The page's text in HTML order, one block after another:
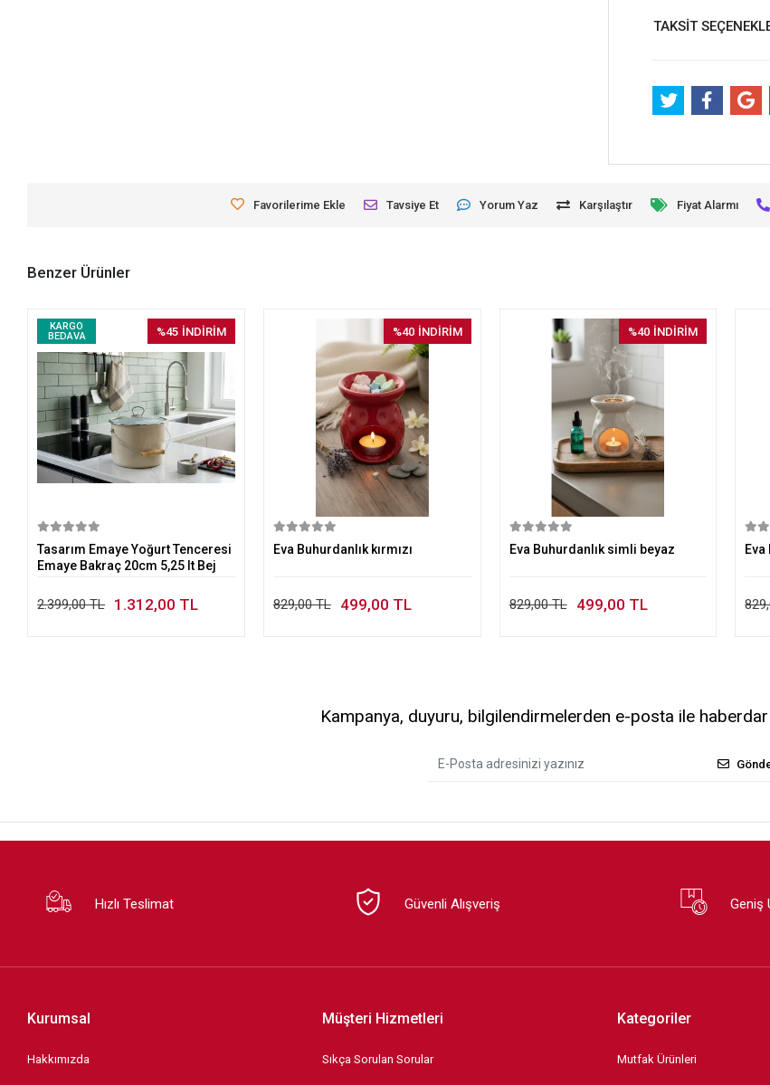
TAKSİT
Favorilerime Ekle Tavsiye Et Yorum Yaz Karşılaştır Fiyat Alarmı
Benzer Ürünler
KARGO
BEDAVA
%45 İNDİRİM
Tasarım Emaye Yoğurt Tenceresi
Emaye Bakraç 20cm 5,25 lt Bej
2.399,00 TL 1.312,00 TL
%40 İNDİRİM
Eva Buhurdanlık kırmızı
829,00 TL 499,00 TL
%40 İNDİRİM
Eva Buhurdanlık simli beyaz
829,00 TL 499,00 TL
Kampanya, duyuru, bilgilendirmelerden e-posta ile
Hızlı Teslimat Güvenli Alışveriş Geniş
Kurumsal
Hakkımızda
Müşteri Hizmetleri
Sıkça Sorulan Sorular
Kategoriler
Mutfak Ürünleri